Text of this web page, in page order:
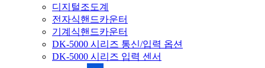
디지털조도계
전자식핸드카운터
기계식핸드카운터
DK-5000 시리즈 통신/입력 옵션
DK-5000 시리즈 입력 센서